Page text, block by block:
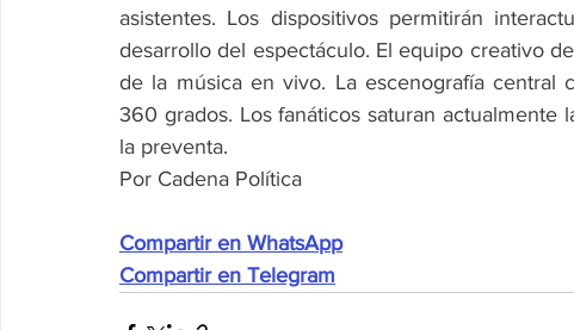
asistentes. Los dispositivos permitirán
desarrollo del espectáculo. El equipo creativo de
de la música en vivo. La escenografía central
360 grados. Los fanáticos saturan actualmente
la preventa.
Por Cadena Política
Compartir en WhatsApp
Compartir en Telegram